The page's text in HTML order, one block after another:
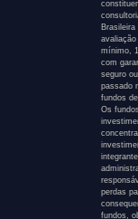
mínimo,
com
seguro
passado
fundos
Os
perdas
fundos,